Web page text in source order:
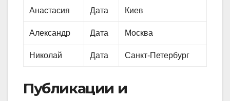
Анастасия Дата Киев
Александр Дата Москва
Николай Дата Санкт-Петербург
Публикации и